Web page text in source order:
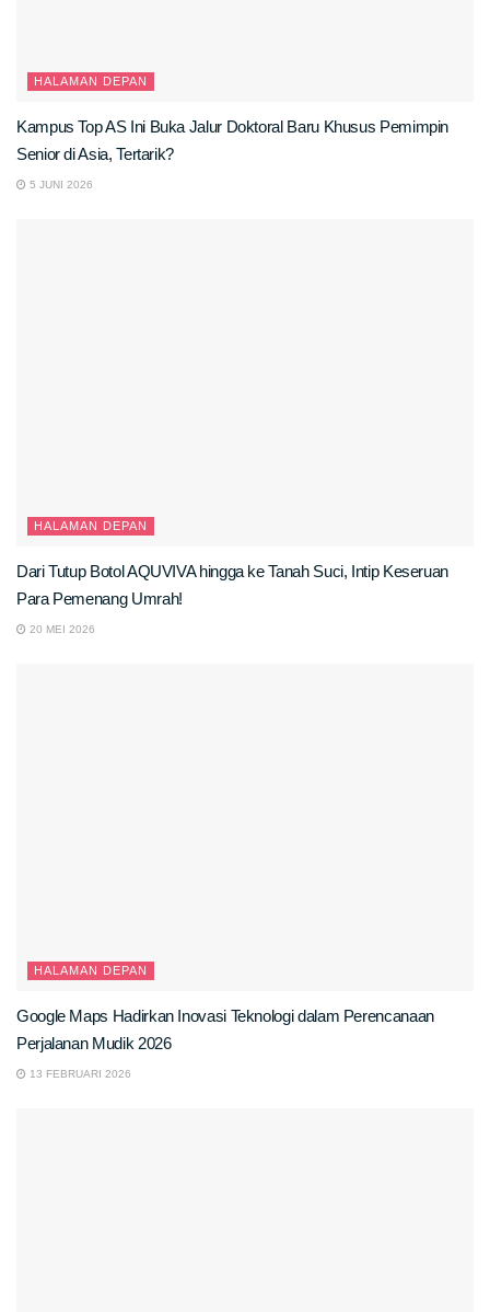
HALAMAN DEPAN
Kampus Top AS Ini Buka Jalur Doktoral Baru Khusus Pemimpin
Senior di Asia, Tertarik?
5 JUNI 2026
HALAMAN DEPAN
Dari Tutup Botol AQUVIVA hingga ke Tanah Suci, Intip Keseruan
Para Pemenang Umrah!
20 MEI 2026
HALAMAN DEPAN
Google Maps Hadirkan Inovasi Teknologi dalam Perencanaan
Perjalanan Mudik 2026
13 FEBRUARI 2026